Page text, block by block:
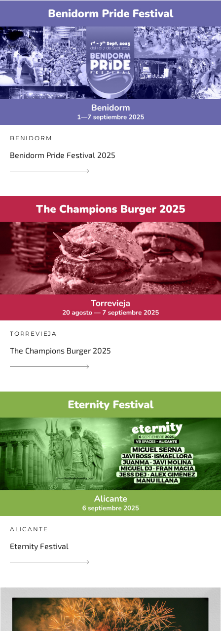
BENIDORM
Benidorm Pride Festival 2025
TORREVIEJA
The Champions Burger 2025
ALICANTE
Eternity Festival